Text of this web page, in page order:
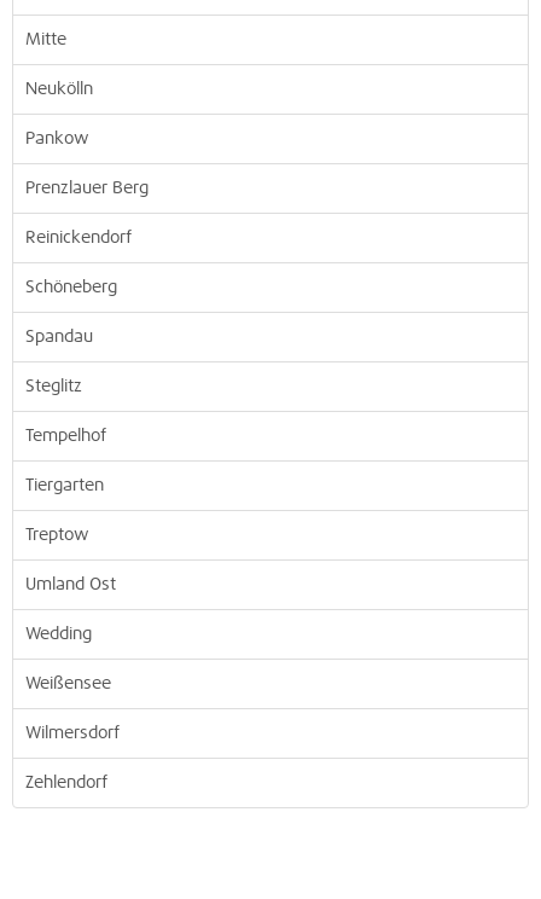
Mitte
Neukölln
Pankow
Prenzlauer Berg
Reinickendorf
Schöneberg
Spandau
Steglitz
Tempelhof
Tiergarten
Treptow
Umland Ost
Wedding
Weißensee
Wilmersdorf
Zehlendorf